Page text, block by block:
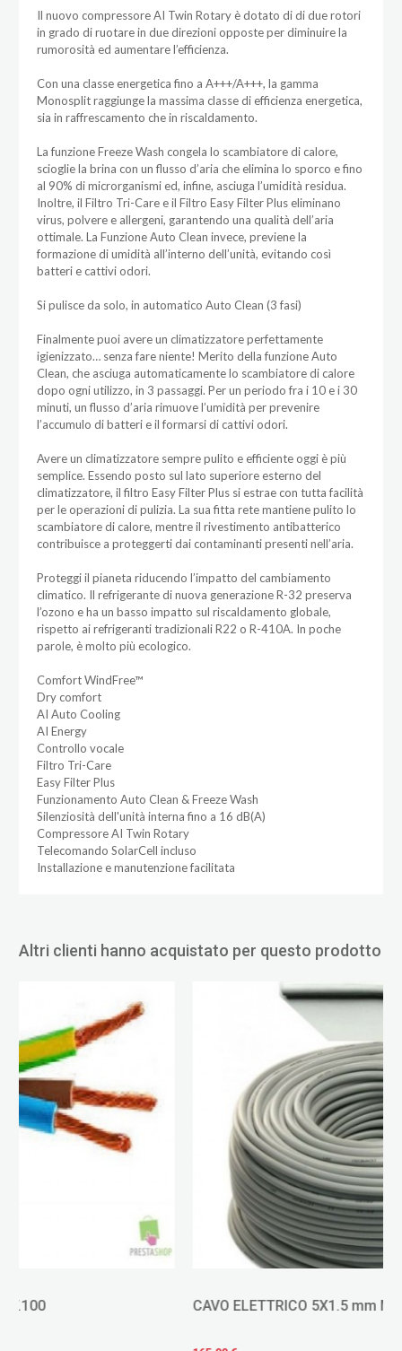
Il nuovo compressore AI Twin Rotary è dotato di di due rotori
in grado di ruotare in due direzioni opposte per diminuire la
rumorosità ed aumentare l’efficienza.
Con una classe energetica fino a A+++/A+++, la gamma
Monosplit raggiunge la massima classe di efficienza energetica,
sia in raffrescamento che in riscaldamento.
La funzione Freeze Wash congela lo scambiatore di calore,
scioglie la brina con un flusso d’aria che elimina lo sporco e fino
al 90% di microrganismi ed, infine, asciuga l’umidità residua.
Inoltre, il Filtro Tri-Care e il Filtro Easy Filter Plus eliminano
virus, polvere e allergeni, garantendo una qualità dell’aria
ottimale. La Funzione Auto Clean invece, previene la
formazione di umidità all’interno dell’unità, evitando così
batteri e cattivi odori.
Si pulisce da solo, in automatico Auto Clean (3 fasi)
Finalmente puoi avere un climatizzatore perfettamente
igienizzato… senza fare niente! Merito della funzione Auto
Clean, che asciuga automaticamente lo scambiatore di calore
dopo ogni utilizzo, in 3 passaggi. Per un periodo fra i 10 e i 30
minuti, un flusso d’aria rimuove l’umidità per prevenire
l’accumulo di batteri e il formarsi di cattivi odori.
Avere un climatizzatore sempre pulito e efficiente oggi è più
semplice. Essendo posto sul lato superiore esterno del
climatizzatore, il filtro Easy Filter Plus si estrae con tutta facilità
per le operazioni di pulizia. La sua fitta rete mantiene pulito lo
scambiatore di calore, mentre il rivestimento antibatterico
contribuisce a proteggerti dai contaminanti presenti nell’aria.
Proteggi il pianeta riducendo l’impatto del cambiamento
climatico. Il refrigerante di nuova generazione R-32 preserva
l’ozono e ha un basso impatto sul riscaldamento globale,
rispetto ai refrigeranti tradizionali R22 o R-410A. In poche
parole, è molto più ecologico.
Comfort WindFree™
Dry comfort
AI Auto Cooling
AI Energy
Controllo vocale
Filtro Tri-Care
Easy Filter Plus
Funzionamento Auto Clean & Freeze Wash
Silenziosità dell'unità interna fino a 16 dB(A)
Compressore AI Twin Rotary
Telecomando SolarCell incluso
Installazione e manutenzione facilitata
Altri clienti hanno acquistato per questo prodotto
CAVO ELETTRICO 5X1.5 mm MT.100